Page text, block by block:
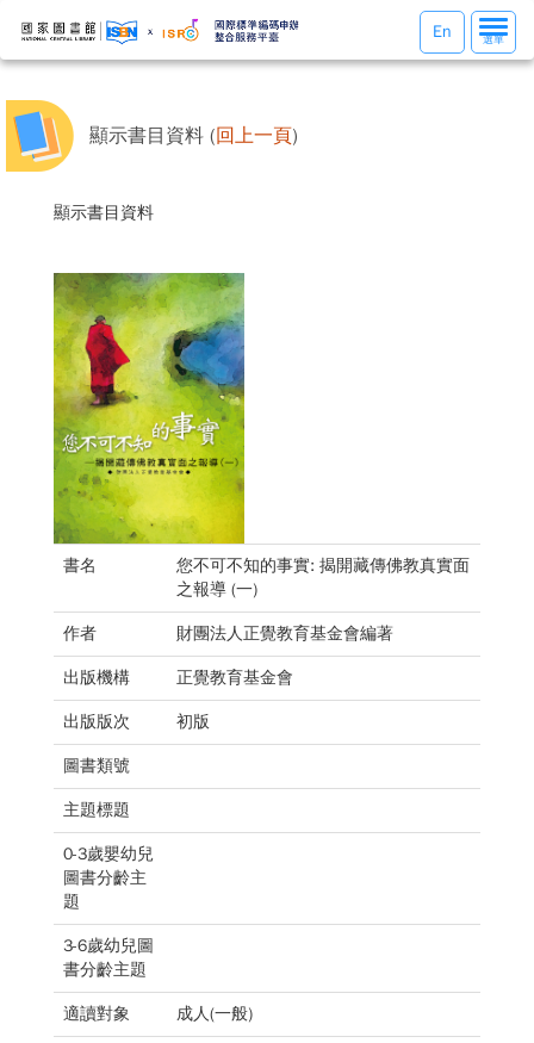
選
單
選單
En
顯示書目資料 (回上一頁)
顯示書目資料
書名
您不可不知的事實: 揭開藏傳佛教真實面
之報導 (一)
作者 財團法人正覺教育基金會編著
出版機構 正覺教育基金會
出版版次 初版
圖書類號
主題標題
0-3歲嬰幼兒
圖書分齡主
題
3-6歲幼兒圖
書分齡主題
適讀對象 成人(一般)